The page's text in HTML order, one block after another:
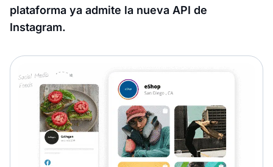
plataforma ya admite la nueva API de
Instagram.